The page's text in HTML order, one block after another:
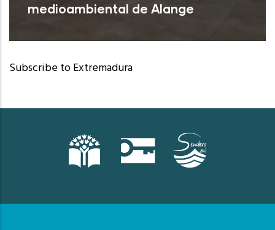
medioambiental de Alange
Alange (Badajoz)
Subscribe to Extremadura